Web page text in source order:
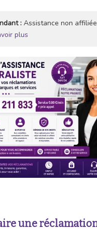
: Assistance non
plus
une